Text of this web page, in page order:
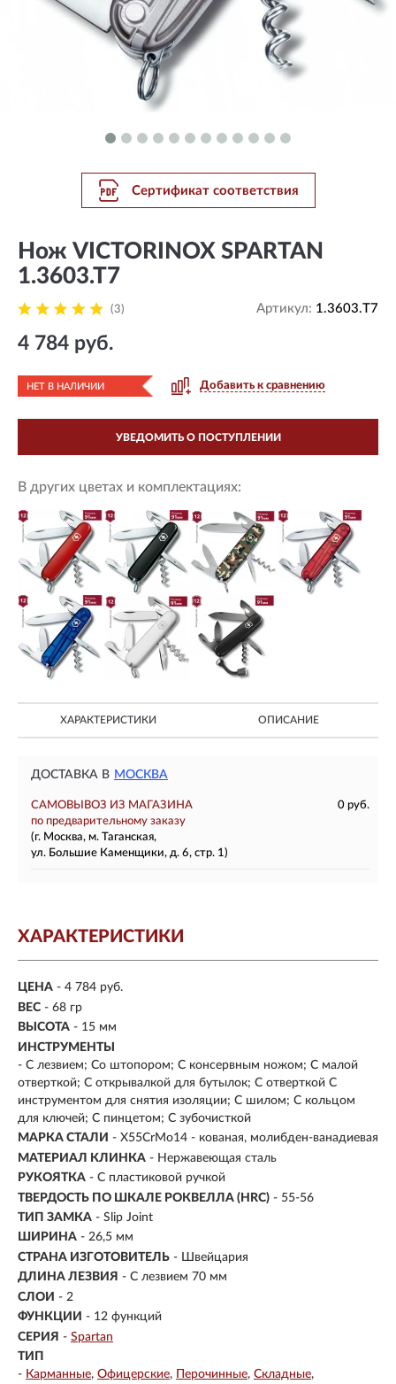
Сертификат соответствия
Нож VICTORINOX SPARTAN
1.3603.T7
(3) Артикул: 1.3603.T7
4 784 руб.
НЕТ В НАЛИЧИИ Добавить к сравнению
УВЕДОМИТЬ О ПОСТУПЛЕНИИ
В других цветах и комплектациях:
ХАРАКТЕРИСТИКИ ОПИСАНИЕ
ДОСТАВКА В МОСКВА
САМОВЫВОЗ ИЗ МАГАЗИНА
0 руб.
по предварительному заказу
(г. Москва, м. Таганская,
ул. Большие Каменщики, д. 6, стр. 1)
ХАРАКТЕРИСТИКИ
ЦЕНА - 4 784 руб.
ВЕС - 68 гр
ВЫСОТА - 15 мм
ИНСТРУМЕНТЫ
- С лезвием; Со штопором; С консервным ножом; С малой
отверткой; С открывалкой для бутылок; С отверткой С
инструментом для снятия изоляции; С шилом; С кольцом
для ключей; С пинцетом; С зубочисткой
МАРКА СТАЛИ - X55CrMo14 - кованая, молибден-ванадиевая
МАТЕРИАЛ КЛИНКА - Нержавеющая сталь
РУКОЯТКА - С пластиковой ручкой
ТВЕРДОСТЬ ПО ШКАЛЕ РОКВЕЛЛА (HRC) - 55-56
ТИП ЗАМКА - Slip Joint
ШИРИНА - 26,5 мм
СТРАНА ИЗГОТОВИТЕЛЬ - Швейцария
ДЛИНА ЛЕЗВИЯ - С лезвием 70 мм
СЛОИ - 2
ФУНКЦИИ - 12 функций
СЕРИЯ - Spartan
ТИП
- Карманные Офицерские Перочинные Складные